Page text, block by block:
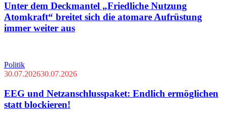
Unter dem Deckmantel „Friedliche Nutzung
Atomkraft“ breitet sich die atomare Aufrüstung
immer weiter aus
Politik
30.07.202630.07.2026
EEG und Netzanschlusspaket: Endlich ermöglichen
statt blockieren!